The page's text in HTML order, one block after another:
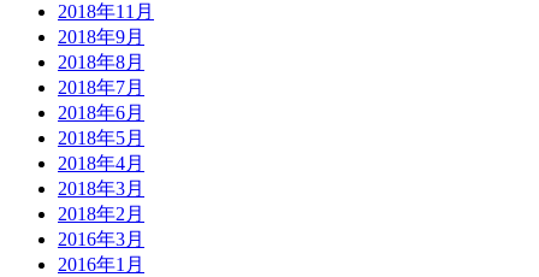
2018年11月
2018年9月
2018年8月
2018年7月
2018年6月
2018年5月
2018年4月
2018年3月
2018年2月
2016年3月
2016年1月